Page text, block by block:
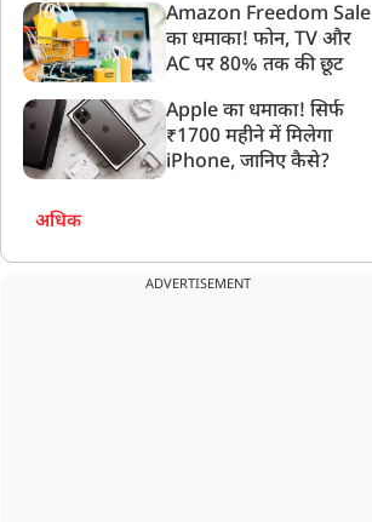
लगाई फटकार
Amazon Freedom Sale
का धमाका! फोन, TV और
AC पर 80% तक की छूट
Apple का धमाका! सिर्फ
₹1700 महीने में मिलेगा
iPhone, जानिए कैसे?
अधिक
ADVERTISEMENT